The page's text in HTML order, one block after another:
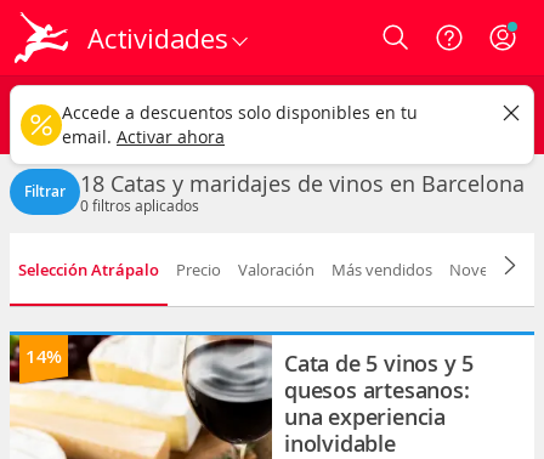
Actividades Login
Barcelona ciudad
Catas y maridajes de vinos Cualquier fecha
CAMBIAR
Filtrar 18 Catas y maridajes de vinos en Barcelona
0filtros aplicados
Selección Atrápalo Precio Valoración Más vendidos Novedad
14%
Cata de 5 vinos y 5
quesos artesanos:
una experiencia
inolvidable
Accede a descuentos solo disponibles en tu
email. Activar ahora